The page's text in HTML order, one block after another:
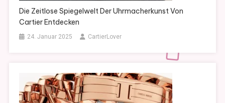
Die Zeitlose Spiegelwelt Der Uhrmacherkunst Von
Cartier Entdecken
24. Januar 2025 CartierLover